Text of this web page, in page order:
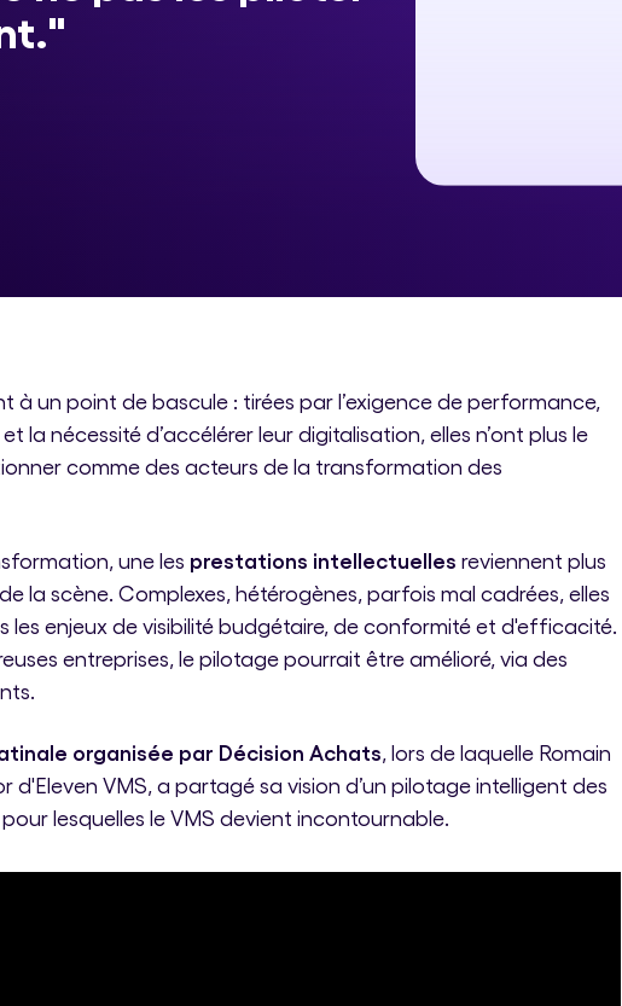
à un point de bascule : tirées par l’exigence de performance,
la nécessité d’accélérer leur digitalisation, elles n’ont plus le
comme des acteurs de la transformation des
une les prestations intellectuelles reviennent plus
la scène. Complexes, hétérogènes, parfois mal cadrées, elles
les enjeux de visibilité budgétaire, de conformité et d'efficacité.
entreprises, le pilotage pourrait être amélioré, via des
organisée par Décision Achats, lors de laquelle Romain
d'Eleven VMS, a partagé sa vision d’un pilotage intelligent des
lesquelles le VMS devient incontournable.